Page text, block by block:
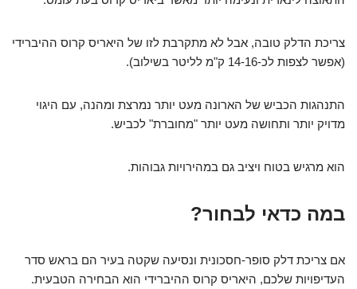
צריכת הדלק טובה, אבל לא מתקרבת לזו של היאריס קרוס ההיברידי
(אפשר לצפות לכ-14-16 ק"מ לליטר בשילוב).
התנהגות הכביש של הארונה מעט יותר נמרצת ומהנה, עם היגוי
מדויק יותר ותחושה מעט יותר "מחוברת" לכביש.
הוא מרגיש בטוח ויציב גם במהירויות גבוהות.
במה כדאי לבחור?
אם צריכת דלק סופר-חסכונית ונסיעה שקטה בעיר הם בראש סדר
העדיפויות שלכם, היאריס קרוס ההיברידי הוא הבחירה הטבעית.